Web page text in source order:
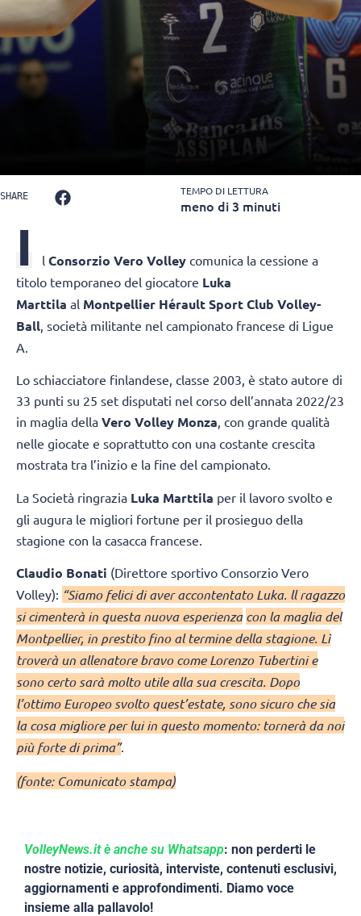
SHARE TEMPO DI LETTURA
meno di 3 minuti
I l Consorzio Vero Volley comunica la cessione a
titolo temporaneo del giocatore Luka
Marttila al Montpellier Hérault Sport Club Volley-
Ball, società militante nel campionato francese di Ligue
A.
Lo schiacciatore finlandese, classe 2003, è stato autore di
33 punti su 25 set disputati nel corso dell’annata 2022/23
in maglia della Vero Volley Monza, con grande qualità
nelle giocate e soprattutto con una costante crescita
mostrata tra l’inizio e la fine del campionato.
La Società ringrazia Luka Marttila per il lavoro svolto e
gli augura le migliori fortune per il prosieguo della
stagione con la casacca francese.
Claudio Bonati (Direttore sportivo Consorzio Vero
Volley): “Siamo felici di aver accontentato Luka. ll ragazzo
si cimenterà in questa nuova esperienza con la maglia del
Montpellier, in prestito fino al termine della stagione. Lì
troverà un allenatore bravo come Lorenzo Tubertini e
sono certo sarà molto utile alla sua crescita. Dopo
l’ottimo Europeo svolto quest’estate, sono sicuro che sia
la cosa migliore per lui in questo momento: tornerà da noi
più forte di prima”.
(fonte: Comunicato stampa)
VolleyNews.it è anche su Whatsapp: non perderti le
nostre notizie, curiosità, interviste, contenuti esclusivi,
aggiornamenti e approfondimenti. Diamo voce
insieme alla pallavolo!